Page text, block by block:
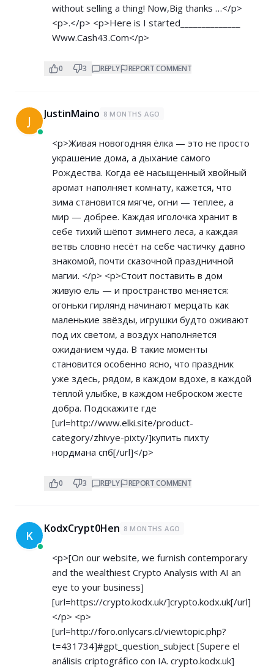
without selling a thing! Now,Big thanks …</p>
<p>.</p> <p>Here is I started______________
W­­w­w­.­­­C­­a­­s­­h­­­4­­­3­.­­C­­­­o­­­m</p>
0 3 REPLY REPORT COMMENT
J JustinMaino 8 MONTHS AGO
<p>Живая новогодняя ёлка — это не просто
украшение дома, а дыхание самого
Рождества. Когда её насыщенный хвойный
аромат наполняет комнату, кажется, что
зима становится мягче, огни — теплее, а
мир — добрее. Каждая иголочка хранит в
себе тихий шёпот зимнего леса, а каждая
ветвь словно несёт на себе частичку давно
знакомой, почти сказочной праздничной
магии. </p> <p>Стоит поставить в дом
живую ель — и пространство меняется:
огоньки гирлянд начинают мерцать как
маленькие звёзды, игрушки будто оживают
под их светом, а воздух наполняется
ожиданием чуда. В такие моменты
становится особенно ясно, что праздник
уже здесь, рядом, в каждом вдохе, в каждой
тёплой улыбке, в каждом неброском жесте
добра. Подскажите где
[url=http://www.elki.site/product-
category/zhivye-pixty/]купить пихту
нордмана спб[/url]</p>
0 3 REPLY REPORT COMMENT
K KodxCrypt0Hen 8 MONTHS AGO
<p>[On our website, we furnish contemporary
and the wealthiest Crypto Analysis with AI an
eye to your business]
[url=https://crypto.kodx.uk/]crypto.kodx.uk[/url]
</p> <p>
[url=http://foro.onlycars.cl/viewtopic.php?
t=431734]#gpt_question_subject [Supere el
análisis criptográfico con IA. crypto.kodx.uk]